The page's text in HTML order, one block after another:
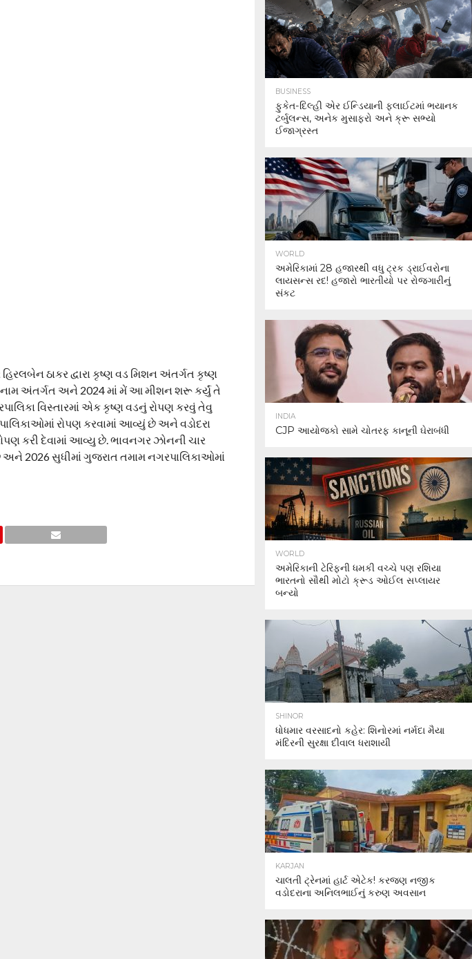
ઠાકર દ્વારા કૃષ્ણ વડ મિશન અંતર્ગત કૃષ્ણ
અંતર્ગત અને 2024 માં મેં આ મીશન શરૂ કર્યું તે
વિસ્તારમાં એક કૃષ્ણ વડનું રોપણ કરવું તેવુ
રોપણ કરવામાં આવ્યું છે અને વડોદરા
કરી દેવામાં આવ્યુ છે. ભાવનગર ઝોનની ચાર
2026 સુધીમાં ગુજરાત તમામ નગરપાલિકાઓમાં
BUSINESS
ફુકેત-દિલ્હી એર ઈન્ડિયાની ફ્લાઈટમાં ભયાનક
ટર્બુલન્સ, અનેક મુસાફરો અને ક્રૂ સભ્યો
ઈજાગ્રસ્ત
WORLD
અમેરિકામાં 28 હજારથી વધુ ટ્રક ડ્રાઈવરોના
લાયસન્સ રદ! હજારો ભારતીયો પર રોજગારીનું
સંકટ
INDIA
CJP આયોજકો સામે ચોતરફ કાનૂની ઘેરાબંધી
WORLD
અમેરિકાની ટેરિફની ધમકી વચ્ચે પણ રશિયા
ભારતનો સૌથી મોટો ક્રૂડ ઓઈલ સપ્લાયર
બન્યો
SHINOR
ધોધમાર વરસાદનો કહેર: શિનોરમાં નર્મદા મૈયા
મંદિરની સુરક્ષા દીવાલ ધરાશાયી
KARJAN
ચાલતી ટ્રેનમાં હાર્ટ એટેક! કરજણ નજીક
વડોદરાના અનિલભાઈનું કરુણ અવસાન